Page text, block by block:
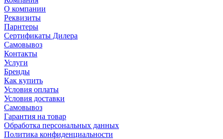
О компании
Реквизиты
Парнтеры
Сертификаты Дилера
Самовывоз
Контакты
Услуги
Бренды
Как купить
Условия оплаты
Условия доставки
Самовывоз
Гарантия на товар
Обработка персональных данных
Политика конфиденциальности